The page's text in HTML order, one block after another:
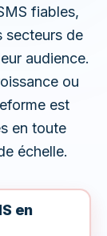
fiables,
secteurs de
audience.
ou
est
en toute
échelle.
en